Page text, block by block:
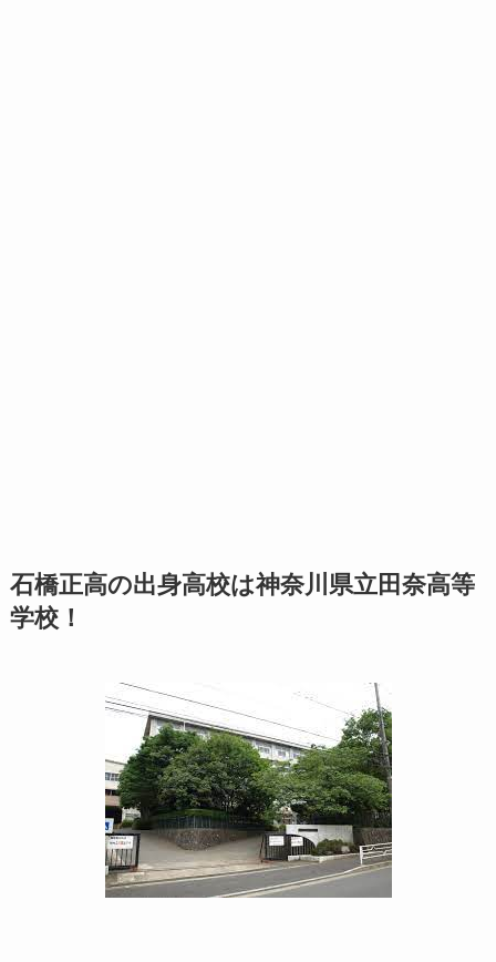
石橋正高の出身高校は神奈川県立田奈高等
学校！